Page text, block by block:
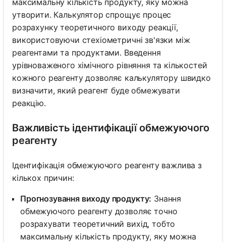
утворити. Калькулятор спрощує процес
розрахунку теоретичного виходу реакції,
використовуючи стехіометричні зв'язки між
реагентами та продуктами. Введення
урівноваженого хімічного рівняння та кількостей
кожного реагенту дозволяє калькулятору швидко
визначити, який реагент буде обмежувати
реакцію.
Важливість ідентифікації обмежуючого
реагенту
Ідентифікація обмежуючого реагенту важлива з
кількох причин:
Прогнозування виходу продукту: Знання
обмежуючого реагенту дозволяє точно
розрахувати теоретичний вихід, тобто
максимальну кількість продукту, яку можна